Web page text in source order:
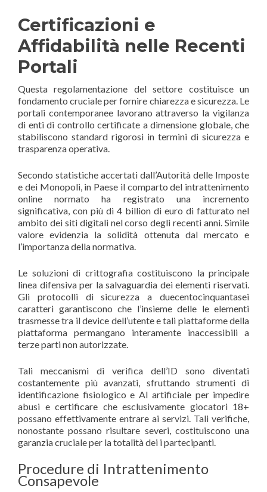
Certificazioni e
Affidabilità nelle Recenti
Portali
Questa regolamentazione del settore costituisce un
fondamento cruciale per fornire chiarezza e sicurezza. Le
portali contemporanee lavorano attraverso la vigilanza
di enti di controllo certificate a dimensione globale, che
stabiliscono standard rigorosi in termini di sicurezza e
trasparenza operativa.
Secondo statistiche accertati dall’Autorità delle Imposte
e dei Monopoli, in Paese il comparto del intrattenimento
online normato ha registrato una incremento
significativa, con più di 4 billion di euro di fatturato nel
ambito dei siti digitali nel corso degli recenti anni. Simile
valore evidenzia la solidità ottenuta dal mercato e
l’importanza della normativa.
Le soluzioni di crittografia costituiscono la principale
linea difensiva per la salvaguardia dei elementi riservati.
Gli protocolli di sicurezza a duecentocinquantasei
caratteri garantiscono che l’insieme delle le elementi
trasmesse tra il device dell’utente e tali piattaforme della
piattaforma permangano interamente inaccessibili a
terze parti non autorizzate.
Tali meccanismi di verifica dell’ID sono diventati
costantemente più avanzati, sfruttando strumenti di
identificazione fisiologico e AI artificiale per impedire
abusi e certificare che esclusivamente giocatori 18+
possano effettivamente entrare ai servizi. Tali verifiche,
nonostante possano risultare severi, costituiscono una
garanzia cruciale per la totalità dei i partecipanti.
Procedure di Intrattenimento
Consapevole